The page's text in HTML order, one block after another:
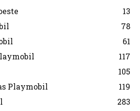
13
78
61
117
105
Playmobil
119
283